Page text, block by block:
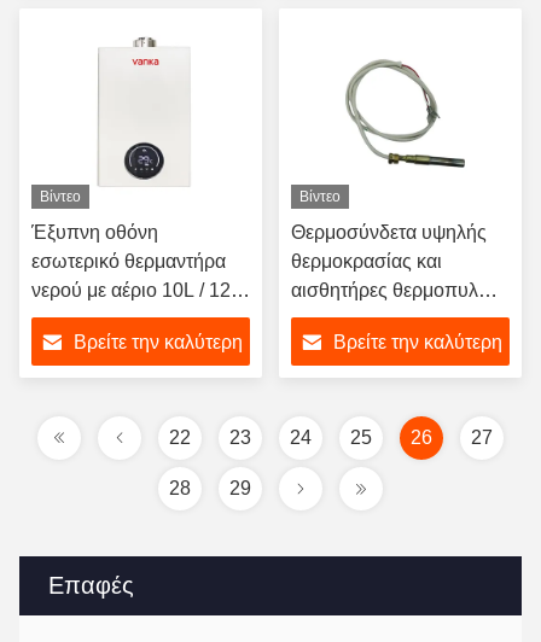
Επαφές
Βίντεο
Έξυπνη οθόνη
εσωτερικό θερμαντήρα
νερού με αέριο 10L / 12L
/ 16L Tankless άμεσο
θερμαντήρα νερού
Βρείτε την καλύτερη
Βίντεο
Θερμοσύνδετα υψηλής
θερμοκρασίας και
αισθητήρες θερμοπυλών
για τζάμια αερίου και
αξεσουάρ BBQ
Βρείτε την καλύτερη
22 23 24 25 26 27
28 29